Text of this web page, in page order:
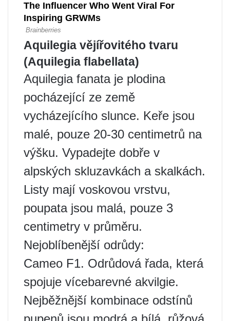
Aquilegia vějířovitého tvaru
(Aquilegia flabellata)
Aquilegia fanata je plodina
pocházející ze země
vycházejícího slunce. Keře jsou
malé, pouze 20-30 centimetrů na
výšku. Vypadejte dobře v
alpských skluzavkách a skalkách.
Listy mají voskovou vrstvu,
poupata jsou malá, pouze 3
centimetry v průměru.
Nejoblíbenější odrůdy:
Cameo F1. Odrůdová řada, která
spojuje vícebarevné akvilgie.
Nejběžnější kombinace odstínů